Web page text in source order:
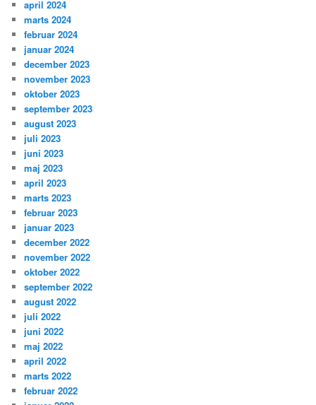
april 2024
marts 2024
februar 2024
januar 2024
december 2023
november 2023
oktober 2023
september 2023
august 2023
juli 2023
juni 2023
maj 2023
april 2023
marts 2023
februar 2023
januar 2023
december 2022
november 2022
oktober 2022
september 2022
august 2022
juli 2022
juni 2022
maj 2022
april 2022
marts 2022
februar 2022